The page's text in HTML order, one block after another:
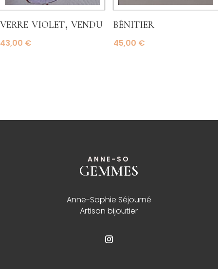
verre violet, vendu
43,00 €
bénitier
45,00 €
ANNE-SO
GEMMES
Anne-Sophie Séjourné
Artisan bijoutier